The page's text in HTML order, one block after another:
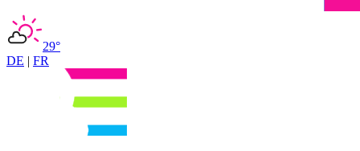
29°
DE | FR